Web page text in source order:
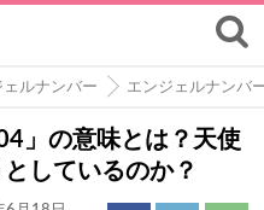
ェルナンバー エンジェルナンバ
」の意味とは？天使
しているのか？